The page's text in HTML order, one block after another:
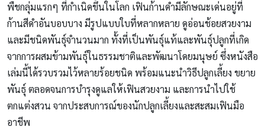
พืชกลุ่มแรกๆ ที่กำเนิดขึ้นในโลก เฟินก้านดำมีลักษณะเด่นอยู่ที่
ก้านสีดำอันบอบบาง มีรูปแบบใบที่หลากหลาย ดูอ่อนช้อยสวยงาม
และมีชนิดพันธ์ุจำนวนมาก ทั้งที่เป็นพันธุ์แท้และพันธ์ุปลูกที่เกิด
จากการผสมข้ามพันธ์ุในธรรมชาติและพัฒนาโดยมนุษย์ ซึ่งหนังสือ
เล่มนี้ได้รวบรวมไว้หลายร้อยชนิด พร้อมแนะนำวิธีปลูกเลี้ยง ขยาย
พันธ์ุ ตลอดจนการบำรุงดูแลให้เฟินสวยงาม และการนำไปใช้
ตกแต่งสวน จากประสบการณ์ของนักปลูกเลี้ยงและสะสมเฟินมือ
อาชีพ